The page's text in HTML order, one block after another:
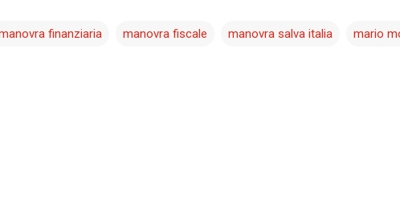
finanziaria manovra fiscale manovra salva italia mario